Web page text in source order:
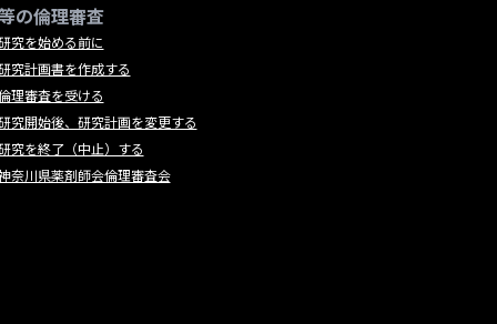
の倫理審査
究を始める前に
究計画書を作成する
理審査を受ける
究開始後、研究計画を変更する
究を終了（中止）する
奈川県薬剤師会倫理審査会